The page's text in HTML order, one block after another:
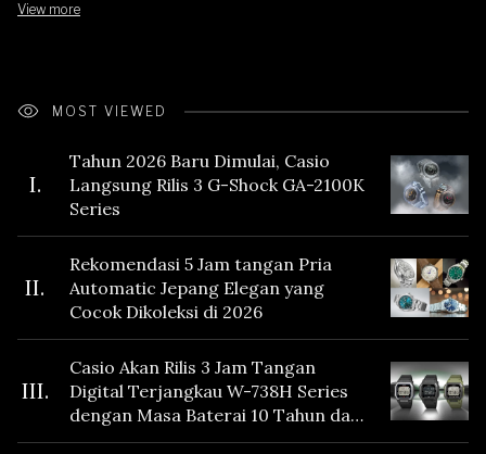
View more
MOST VIEWED
I.
Tahun 2026 Baru Dimulai, Casio
Langsung Rilis 3 G-Shock GA-2100K
Series
II.
Rekomendasi 5 Jam tangan Pria
Automatic Jepang Elegan yang
Cocok Dikoleksi di 2026
III.
Casio Akan Rilis 3 Jam Tangan
Digital Terjangkau W-738H Series
dengan Masa Baterai 10 Tahun dan
Fitur Vibration